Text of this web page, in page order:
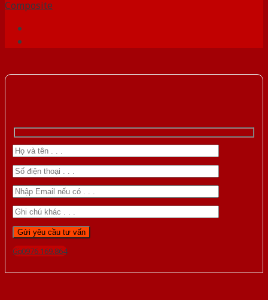
Composite
Gọi 0976.169.864